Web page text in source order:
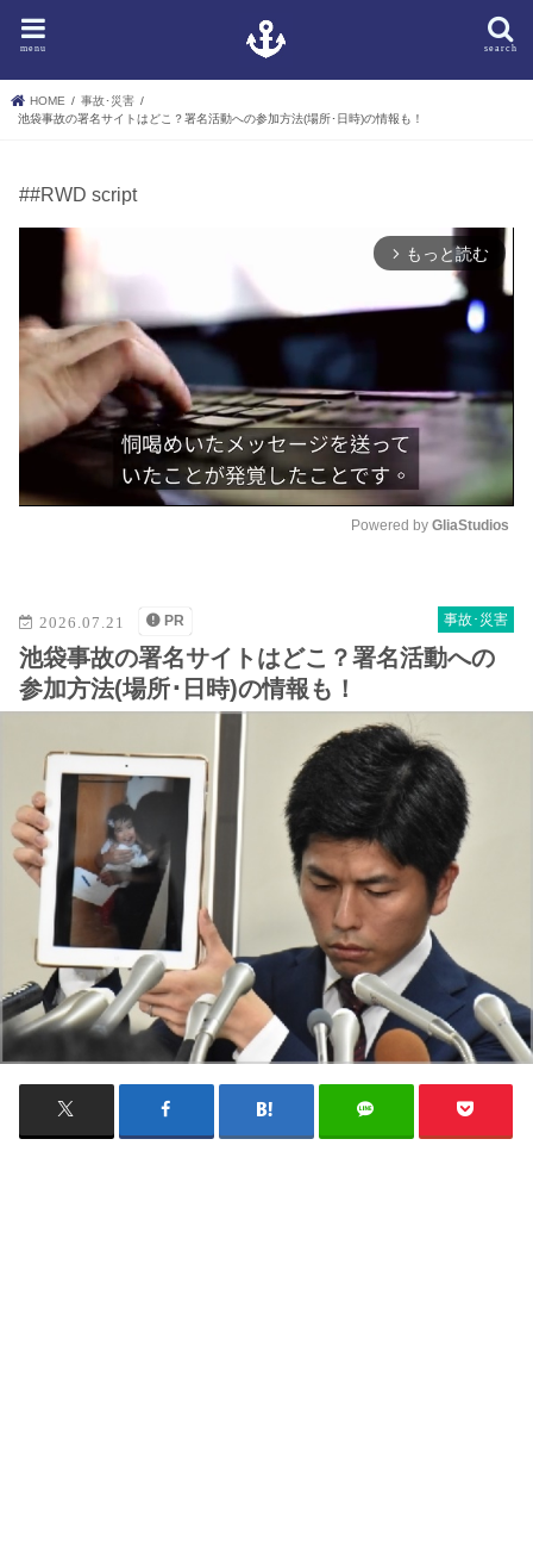
search
menu
HOME
事故･災害
池袋事故の署名サイトはどこ？署名活動への参加方法(場所･日時)の情報も！
##RWD script
arrow_forward_ios もっと読む
e
Powered by GliaStudios
事故･災害
2026.07.21 PR
池袋事故の署名サイトはどこ？署名活動への
参加方法(場所･日時)の情報も！